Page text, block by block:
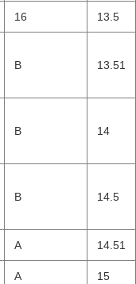
16 13.5
Β 13.51
Β 14
Β 14.5
Α 14.51
Α 15